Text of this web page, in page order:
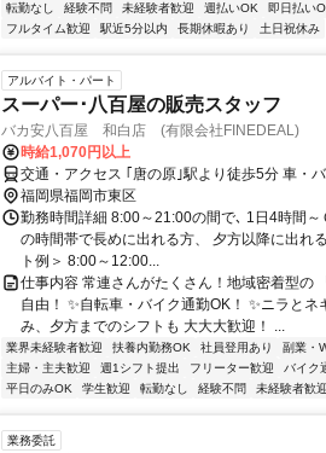
転勤なし
経験不問 未経験者歓迎 週払いOK 即日払い
フルタイム歓迎
駅近5分以内 長期休暇あり 土日祝休み
アルバイト・パート
スーパー･八百屋の販売スタッフ
バカ安八百屋 和白店 (有限会社FINEDEAL)
時給1,070円以上
交通・アクセス ｢唐の原｣駅より徒歩5分 車・
福岡県福岡市東区
勤務時間詳細 8:00～21:00の間で､ 1日4時間
の時間帯で長めに出れる方、 夕方以降に出れ
ト例＞ 8:00～12:00...
仕事内容 常連さんがたくさん！地域密着型の
自由！ ✨自転車・バイク通勤OK！ ✨ニラと
み、夕方までのシフトも 大大大歓迎！ ...
業界未経験者歓迎 扶養内勤務OK 社員登用あり 副業・
主婦・主夫歓迎
週1シフト提出 フリーター歓迎 バイク
平日のみOK
学生歓迎 転勤なし 経験不問 未経験者歓迎
業務委託